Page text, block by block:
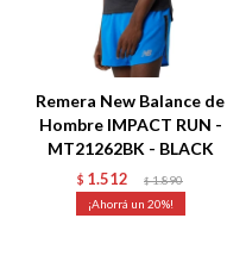
Remera New Balance de
Hombre IMPACT RUN -
MT21262BK - BLACK
$ 1.512 $ 1.890
20